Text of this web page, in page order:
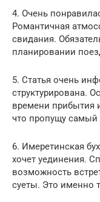
4. Очень
Романтичная
свидания.
планировании
5. Статья очень
структурирована.
времени прибытия
что пропущу
6. Имеретинская
хочет уединения.
возможность
суеты. Это именно